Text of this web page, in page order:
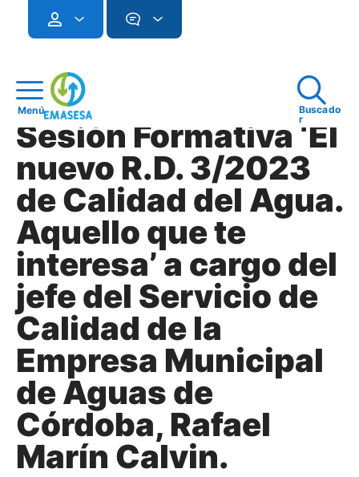
Menú
Buscado
r
Sesión Formativa ‘El
nuevo R.D. 3/2023
de Calidad del Agua.
Aquello que te
interesa’ a cargo del
jefe del Servicio de
Calidad de la
Empresa Municipal
de Aguas de
Córdoba, Rafael
Marín Calvin.